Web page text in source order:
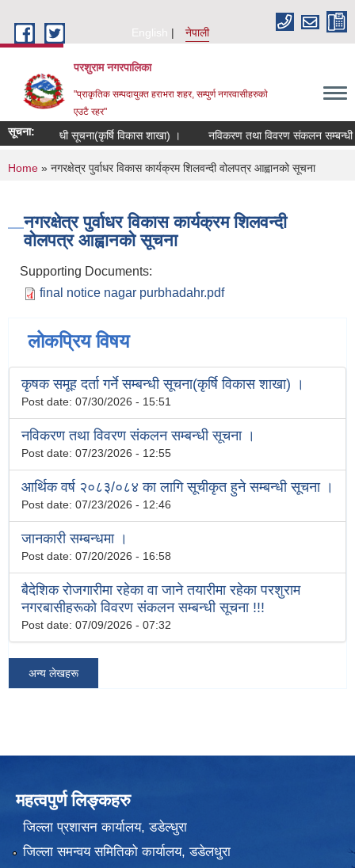
English
नेपाली
परशुराम नगरपालिका
"प्राकृतिक सम्पदायुक्त हराभरा शहर, सम्पुर्ण नगरवासीहरुकाे
एउटै रहर"
सूचना:
गर्ने सम्बन्धी सूचना(कृर्षि विकास शाखा) । नविकरण तथा विवरण संकलन सम्बन्धी
You are here
Home » नगरक्षेत्र पुर्वाधर विकास कार्यक्रम शिलवन्दी वोलपत्र आह्वानको सूचना
नगरक्षेत्र पुर्वाधर विकास कार्यक्रम शिलवन्दी
वोलपत्र आह्वानको सूचना
Supporting Documents:
final notice nagar purbhadahr.pdf
लोकप्रिय विषय
कृषक समूह दर्ता गर्ने सम्बन्धी सूचना(कृर्षि विकास शाखा) ।
Post date: 07/30/2026 - 15:51
नविकरण तथा विवरण संकलन सम्बन्धी सूचना ।
Post date: 07/23/2026 - 12:55
आर्थिक वर्ष २०८३/०८४ का लागि सूचीकृत हुने सम्बन्धी सूचना ।
Post date: 07/23/2026 - 12:46
जानकारी सम्बन्धमा ।
Post date: 07/20/2026 - 16:58
बैदेशिक रोजगारीमा रहेका वा जाने तयारीमा रहेका परशुराम
नगरबासीहरूको विवरण संकलन सम्बन्धी सूचना !!!
Post date: 07/09/2026 - 07:32
अन्य लेखहरू
महत्वपुर्ण लिङ्कहरु
जिल्ला प्रशासन कार्यालय, डडेल्धुरा
जिल्ला समन्वय समितिको कार्यालय, डडेलधुरा